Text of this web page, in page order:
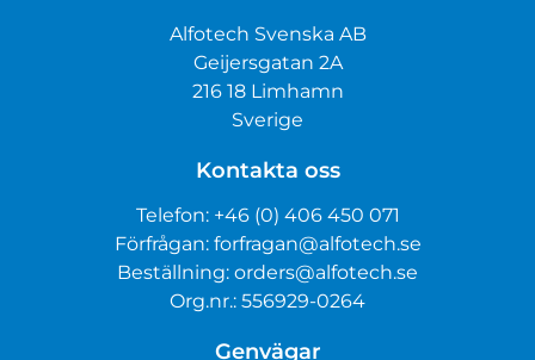
Alfotech Svenska AB
Geijersgatan 2A
216 18 Limhamn
Sverige
Kontakta oss
Telefon: +46 (0) 406 450 071
Förfrågan: forfragan@alfotech.se
Beställning: orders@alfotech.se
Org.nr.: 556929-0264
Genvägar